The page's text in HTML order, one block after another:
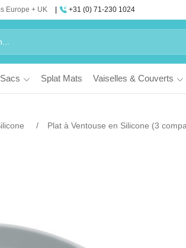
Europe + UK +31 (0) 71-230 1024
Sacs Splat Mats Vaiselles & Couverts
Plat à Ventouse en Silicone (3